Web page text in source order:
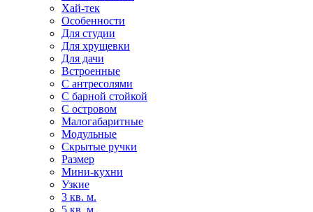
Хай-тек
Особенности
Для студии
Для хрущевки
Для дачи
Встроенные
С антресолями
С барной стойкой
С островом
Малогабаритные
Модульные
Скрытые ручки
Размер
Мини-кухни
Узкие
3 кв. м.
5 кв. м.